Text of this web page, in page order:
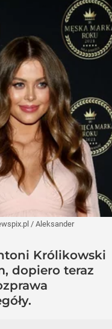
/ Aleksander
Królikowski
dopiero teraz